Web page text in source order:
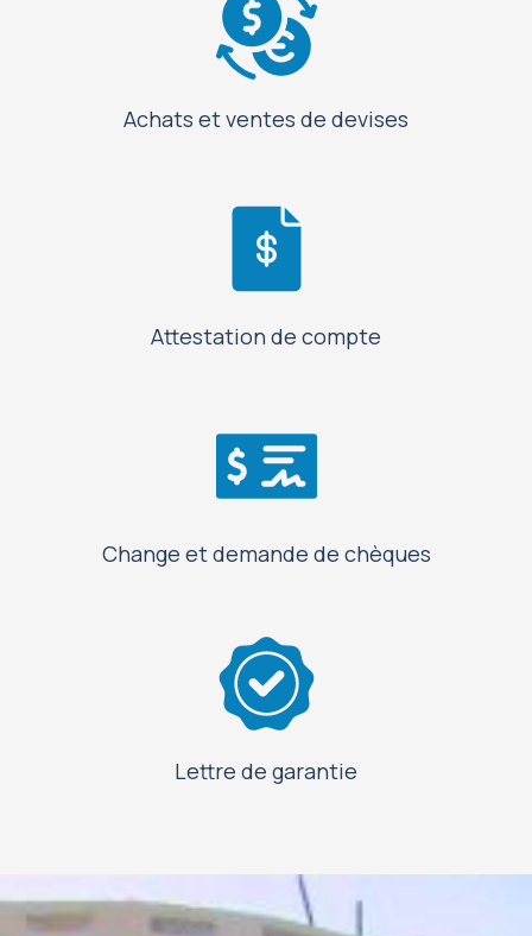
Achats et ventes de devises
Attestation de compte
Change et demande de chèques
Lettre de garantie